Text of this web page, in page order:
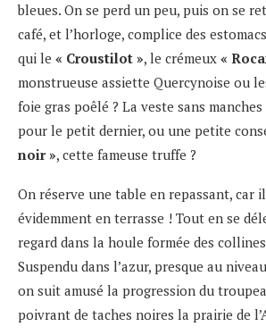
bleues. On se perd un peu, puis on se
café, et l’horloge, complice des
qui le « Croustilot », le crémeux «
monstrueuse assiette Quercynoise ou
foie gras poêlé ? La veste sans manches
pour le petit dernier, ou une petite
noir », cette fameuse truffe ?
On réserve une table en repassant, car
évidemment en terrasse ! Tout en se
regard dans la houle formée des
Suspendu dans l’azur, presque au
on suit amusé la progression du
poivrant de taches noires la prairie de